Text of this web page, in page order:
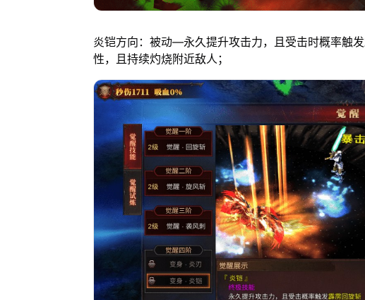
炎铠方向：被动—永久提升攻击力，且受击时概率触
性，且持续灼烧附近敌人；